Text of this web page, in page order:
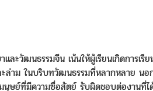
ะวัฒนธรรมจีน เน้นให้ผู้เรียนเกิดการเ
าม ในบริบทวัฒนธรรมที่หลากหลาย น
ษย์ที่มีความซื่อสัตย์ รับผิดชอบต่องานที่